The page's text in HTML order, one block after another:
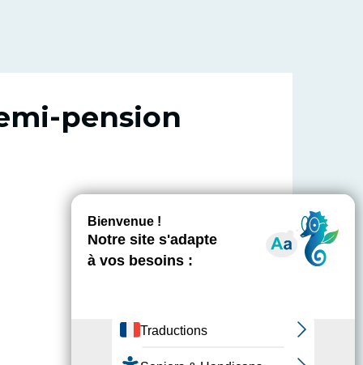
pension